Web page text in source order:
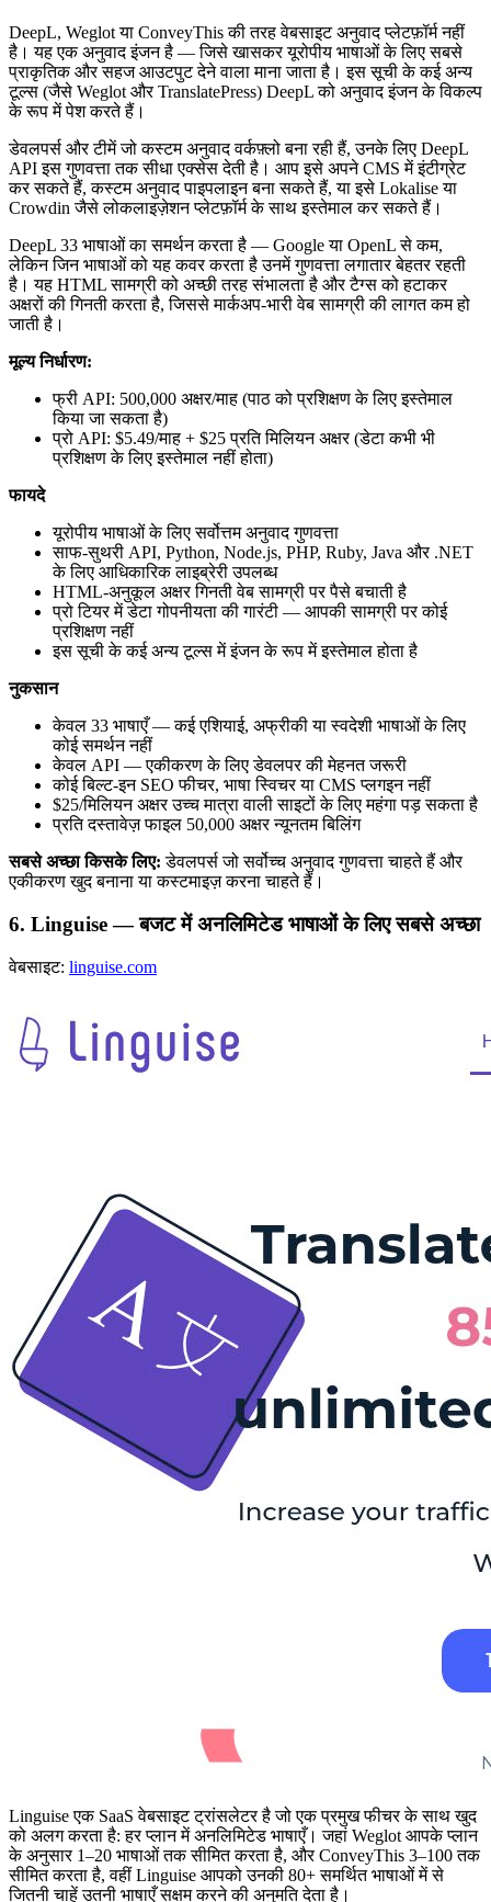
DeepL, Weglot या ConveyThis की तरह वेबसाइट अनुवाद प्लेटफ़ॉर्म नहीं
है। यह एक अनुवाद इंजन है — जिसे खासकर यूरोपीय भाषाओं के लिए सबसे
प्राकृतिक और सहज आउटपुट देने वाला माना जाता है। इस सूची के कई अन्य
टूल्स (जैसे Weglot और TranslatePress) DeepL को अनुवाद इंजन के विकल्प
के रूप में पेश करते हैं।
डेवलपर्स और टीमें जो कस्टम अनुवाद वर्कफ़्लो बना रही हैं, उनके लिए DeepL
API इस गुणवत्ता तक सीधा एक्सेस देती है। आप इसे अपने CMS में इंटीग्रेट
कर सकते हैं, कस्टम अनुवाद पाइपलाइन बना सकते हैं, या इसे Lokalise या
Crowdin जैसे लोकलाइज़ेशन प्लेटफ़ॉर्म के साथ इस्तेमाल कर सकते हैं।
DeepL 33 भाषाओं का समर्थन करता है — Google या OpenL से कम,
लेकिन जिन भाषाओं को यह कवर करता है उनमें गुणवत्ता लगातार बेहतर रहती
है। यह HTML सामग्री को अच्छी तरह संभालता है और टैग्स को हटाकर
अक्षरों की गिनती करता है, जिससे मार्कअप-भारी वेब सामग्री की लागत कम हो
जाती है।
मूल्य निर्धारण:
फ्री API: 500,000 अक्षर/माह (पाठ को प्रशिक्षण के लिए इस्तेमाल
किया जा सकता है)
प्रो API: $5.49/माह + $25 प्रति मिलियन अक्षर (डेटा कभी भी
प्रशिक्षण के लिए इस्तेमाल नहीं होता)
फायदे
यूरोपीय भाषाओं के लिए सर्वोत्तम अनुवाद गुणवत्ता
साफ-सुथरी API, Python, Node.js, PHP, Ruby, Java और .NET
के लिए आधिकारिक लाइब्रेरी उपलब्ध
HTML-अनुकूल अक्षर गिनती वेब सामग्री पर पैसे बचाती है
प्रो टियर में डेटा गोपनीयता की गारंटी — आपकी सामग्री पर कोई
प्रशिक्षण नहीं
इस सूची के कई अन्य टूल्स में इंजन के रूप में इस्तेमाल होता है
नुकसान
केवल 33 भाषाएँ — कई एशियाई, अफ्रीकी या स्वदेशी भाषाओं के लिए
कोई समर्थन नहीं
केवल API — एकीकरण के लिए डेवलपर की मेहनत जरूरी
कोई बिल्ट-इन SEO फीचर, भाषा स्विचर या CMS प्लगइन नहीं
$25/मिलियन अक्षर उच्च मात्रा वाली साइटों के लिए महंगा पड़ सकता है
प्रति दस्तावेज़ फाइल 50,000 अक्षर न्यूनतम बिलिंग
सबसे अच्छा किसके लिए: डेवलपर्स जो सर्वोच्च अनुवाद गुणवत्ता चाहते हैं और
एकीकरण खुद बनाना या कस्टमाइज़ करना चाहते हैं।
6. Linguise — बजट में अनलिमिटेड भाषाओं के लिए सबसे अच्छा
वेबसाइट: linguise.com
Linguise एक SaaS वेबसाइट ट्रांसलेटर है जो एक प्रमुख फीचर के साथ खुद
को अलग करता है: हर प्लान में अनलिमिटेड भाषाएँ। जहां Weglot आपके प्लान
के अनुसार 1–20 भाषाओं तक सीमित करता है, और ConveyThis 3–100 तक
सीमित करता है, वहीं Linguise आपको उनकी 80+ समर्थित भाषाओं में से
जितनी चाहें उतनी भाषाएँ सक्षम करने की अनुमति देता है।